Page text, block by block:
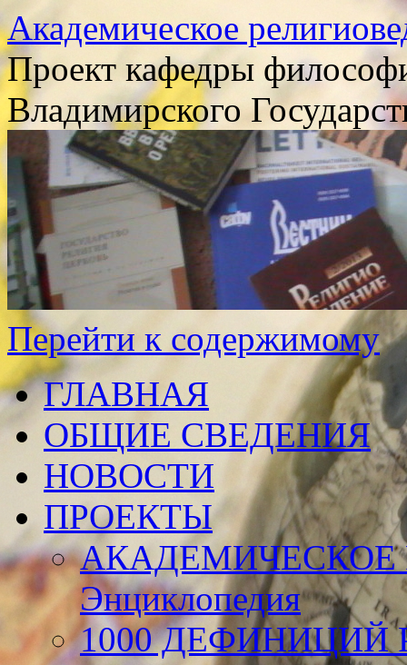
Академическое
Проект кафедры
Владимирского
Перейти к содержимому
ГЛАВНАЯ
ОБЩИЕ СВЕДЕНИЯ
НОВОСТИ
ПРОЕКТЫ
АКАДЕМИЧЕСКОЕ
Энциклопедия
1000 ДЕФИНИЦИЙ